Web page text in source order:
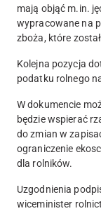
mają objąć m.in.
wypracowane na
zboża, które
Kolejna pozycja
podatku rolnego
W dokumencie
będzie wspierać
do zmian w
ograniczenie
dla rolników.
Uzgodnienia
wiceminister